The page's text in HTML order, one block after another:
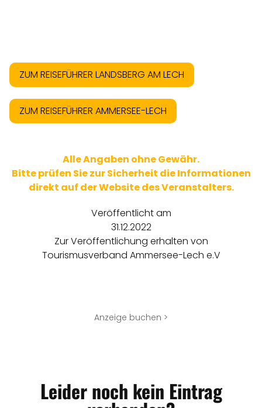
ZUM REISEFÜHRER LANDSBERG AM LECH
ZUM REISEFÜHRER AMMERSEE-LECH
Alle Angaben ohne Gewähr.
Bitte prüfen Sie zur Sicherheit die Informationen
direkt auf der Website des Veranstalters.
Veröffentlicht am
31.12.2022
Zur Veröffentlichung erhalten von
Tourismusverband Ammersee-Lech e.V
Anzeige buchen >
Leider noch kein Eintrag